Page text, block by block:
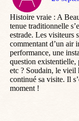
Histoire vraie : A
tenue traditionnelle
estrade. Les visiteurs
commentant d’un air
performance, une
question existentielle,
etc ? Soudain, le vieil
continué sa visite. Il
moment !